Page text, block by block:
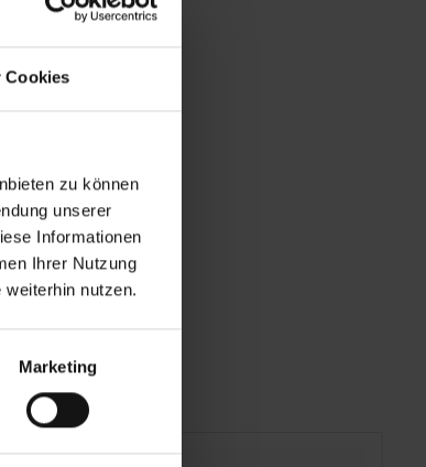
Cookies
zu können
unserer
Informationen
Ihrer Nutzung
nutzen.
Marketing